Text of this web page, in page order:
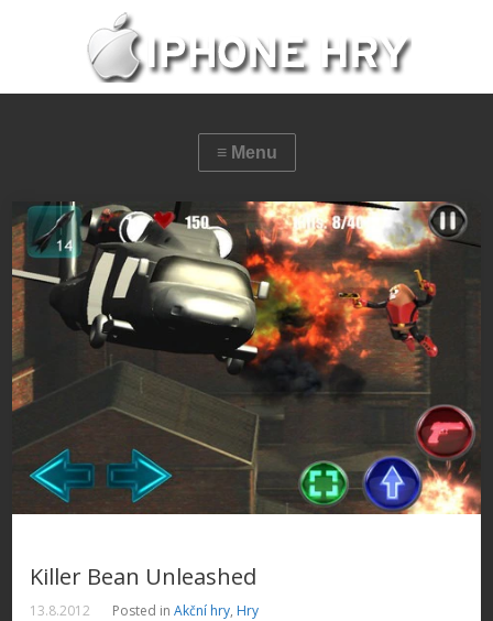
Killer Bean Unleashed
13.8.2012 Posted inAkční hry, Hry